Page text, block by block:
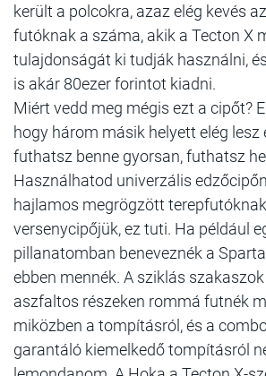
került a polcokra, azaz elég kevés
futóknak a száma, akik a Tecton X
tulajdonságát ki tudják használni,
is akár 80ezer forintot kiadni.
Miért vedd meg mégis ezt a cipőt?
hogy három másik helyett elég lesz
futhatsz benne gyorsan, futhatsz
Használhatod univerzális
hajlamos megrögzött
versenycipőjük, ez tuti. Ha például
pillanatomban beneveznék a
ebben mennék. A sziklás
aszfaltos részeken rommá futnék
miközben a tompításról, és a
garantáló kiemelkedő tompításról